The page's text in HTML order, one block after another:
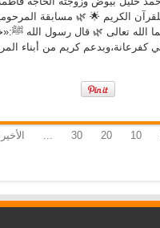
الكريم 🌟 🌿 مسابقة
تعالى 🌿 قال رسول الله
كفرعانة،وبدعم كريم من أبناء
10
20
30
...